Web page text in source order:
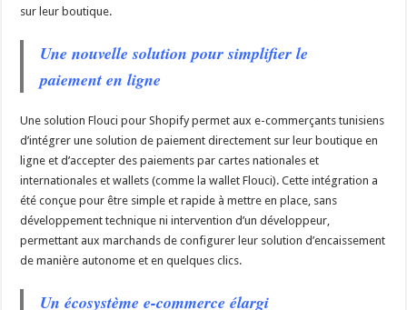
sur leur boutique.
Une nouvelle solution pour simplifier le
paiement en ligne
Une solution Flouci pour Shopify permet aux e-commerçants tunisiens
d’intégrer une solution de paiement directement sur leur boutique en
ligne et d’accepter des paiements par cartes nationales et
internationales et wallets (comme la wallet Flouci). Cette intégration a
été conçue pour être simple et rapide à mettre en place, sans
développement technique ni intervention d’un développeur,
permettant aux marchands de configurer leur solution d’encaissement
de manière autonome et en quelques clics.
Un écosystème e-commerce élargi